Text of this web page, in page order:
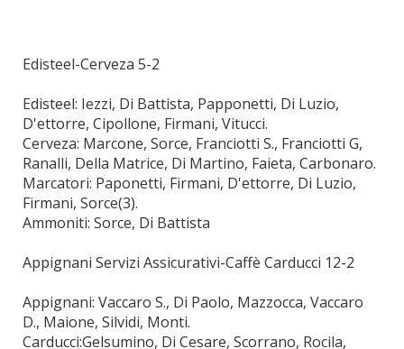
Edisteel-Cerveza 5-2
Edisteel: Iezzi, Di Battista, Papponetti, Di Luzio,
D'ettorre, Cipollone, Firmani, Vitucci.
Cerveza: Marcone, Sorce, Franciotti S., Franciotti G,
Ranalli, Della Matrice, Di Martino, Faieta, Carbonaro.
Marcatori: Paponetti, Firmani, D'ettorre, Di Luzio,
Firmani, Sorce(3).
Ammoniti: Sorce, Di Battista
Appignani Servizi Assicurativi-Caffè Carducci 12-2
Appignani: Vaccaro S., Di Paolo, Mazzocca, Vaccaro
D., Maione, Silvidi, Monti.
Carducci:Gelsumino, Di Cesare, Scorrano, Rocila,